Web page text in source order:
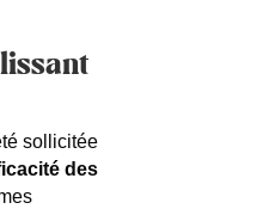
sollicitée
des